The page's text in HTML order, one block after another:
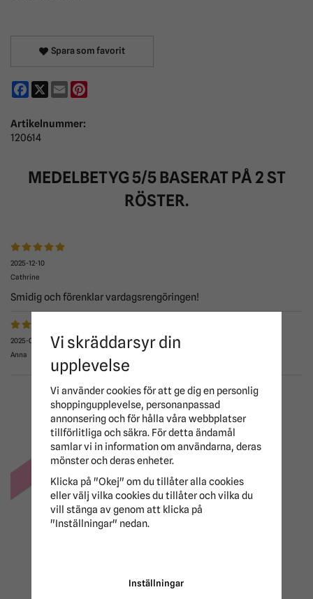
Spara som favorit
Facebook
X Email
Artikelnummer:
120614
MEDELBETYG 5/5 BASERAT PÅ 2ST
RÖSTER.
2025-12-10
Cathrine
Smidig och förenklar vardagsrengöringen!
2025-07-18
Anna
ANDRA KÖPTE ÄVEN
-20%
Vi skräddarsyr din
upplevelse
Vi använder cookies för att ge dig en personlig
shoppingupplevelse, personanpassad
annonsering och för hålla våra webbplatser
tillförlitliga och säkra. För detta ändamål
samlar vi in information om användarna, deras
mönster och deras enheter.
Klicka på "Okej" om du tillåter alla cookies
eller välj vilka cookies du tillåter och vilka du
vill stänga av genom att klicka på
"Inställningar" nedan.
Inställningar